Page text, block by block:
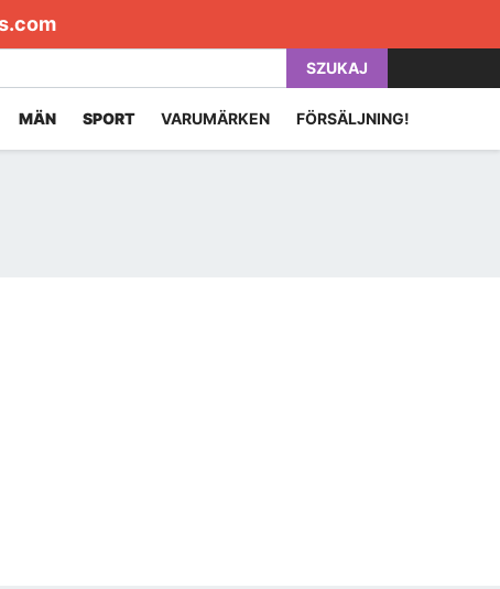
SZUKAJ
MÄN SPORT VARUMÄRKEN FÖRSÄLJNING!